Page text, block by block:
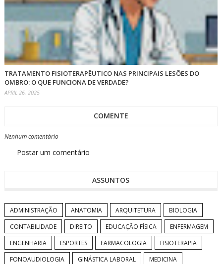
TRATAMENTO FISIOTERAPÊUTICO NAS PRINCIPAIS LESÕES DO
OMBRO: O QUE FUNCIONA DE VERDADE?
APRIL 26, 2025
COMENTE
Nenhum comentário
Postar um comentário
ASSUNTOS
ADMINISTRAÇÃO ANATOMIA ARQUITETURA
BIOLOGIA
CONTABILIDADE
DIREITO EDUCAÇÃO FÍSICA
ENFERMAGEM
ENGENHARIA
ESPORTES FARMACOLOGIA
FISIOTERAPIA
FONOAUDIOLOGIA
GINÁSTICA LABORAL
MEDICINA